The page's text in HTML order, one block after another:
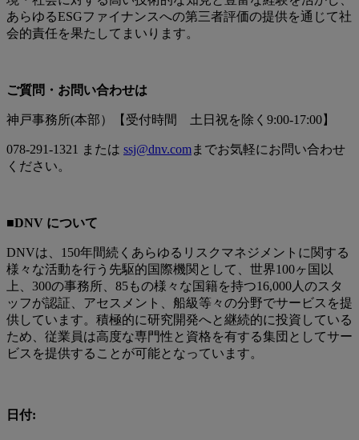
あらゆるESGファイナンスへの第三者評価の提供を通じて社
会的責任を果たしてまいります。
ご質問・お問い合わせは
神戸事務所(本部）【受付時間 土日祝を除く9:00-17:00】
078-291-1321 または ssj@dnv.comまでお気軽にお問い合わせ
ください。
■DNV について
DNVは、150年間続くあらゆるリスクマネジメントに関する
様々な活動を行う先駆的国際機関として、世界100ヶ国以
上、300の事務所、85もの様々な国籍を持つ16,000人のスタ
ッフが認証、アセスメント、船級等々の分野でサービスを提
供しています。積極的に研究開発へと継続的に投資している
ため、従業員は高度な専門性と資格を有する集団としてサー
ビスを提供することが可能となっています。
日付: